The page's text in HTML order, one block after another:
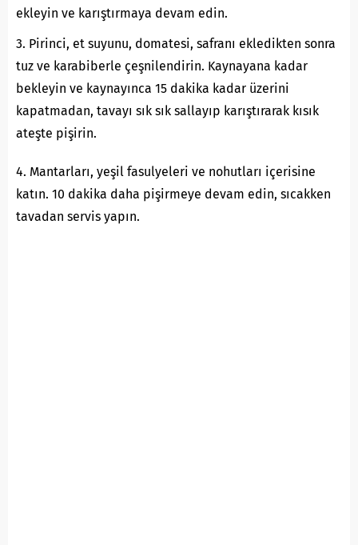
ekleyin ve karıştırmaya devam edin.
3. Pirinci, et suyunu, domatesi, safranı ekledikten sonra
tuz ve karabiberle çeşnilendirin. Kaynayana kadar
bekleyin ve kaynayınca 15 dakika kadar üzerini
kapatmadan, tavayı sık sık sallayıp karıştırarak kısık
ateşte pişirin.
4. Mantarları, yeşil fasulyeleri ve nohutları içerisine
katın. 10 dakika daha pişirmeye devam edin, sıcakken
tavadan servis yapın.